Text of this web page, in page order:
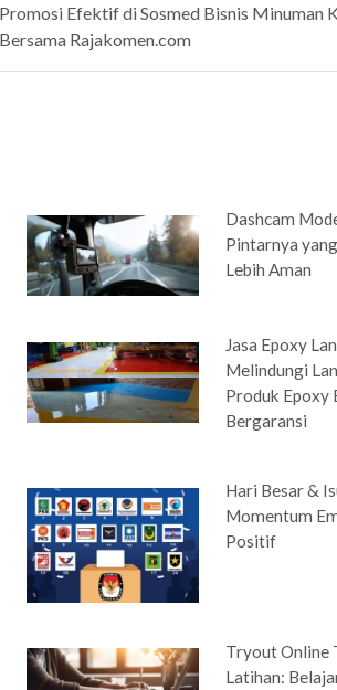
Efektif di Sosmed Bisnis Minuman
Rajakomen.com
Dashcam
Pintarnya
Lebih Aman
Jasa Epoxy
Melindungi
Produk Epoxy
Bergaransi
Hari Besar &
Momentum
Positif
Tryout Online
Latihan: